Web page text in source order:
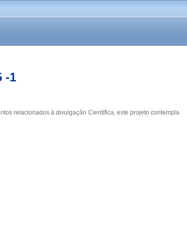
-1
relacionados à divulgação Científica, este projeto contempla